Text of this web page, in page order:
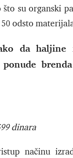
su organski
odsto
da
dinara
načinu